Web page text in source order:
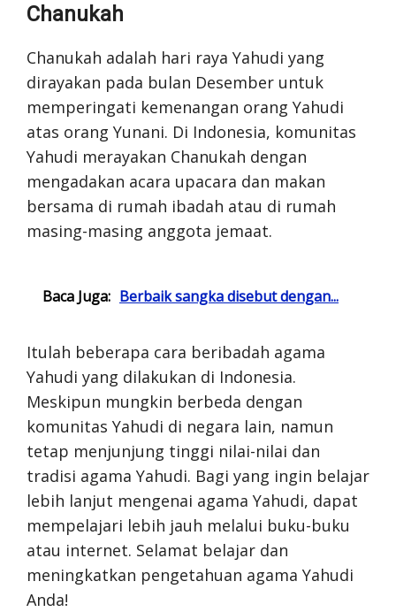
Chanukah
Chanukah adalah hari raya Yahudi yang
dirayakan pada bulan Desember untuk
memperingati kemenangan orang Yahudi
atas orang Yunani. Di Indonesia, komunitas
Yahudi merayakan Chanukah dengan
mengadakan acara upacara dan makan
bersama di rumah ibadah atau di rumah
masing-masing anggota jemaat.
Baca Juga: Berbaik sangka disebut dengan...
Itulah beberapa cara beribadah agama
Yahudi yang dilakukan di Indonesia.
Meskipun mungkin berbeda dengan
komunitas Yahudi di negara lain, namun
tetap menjunjung tinggi nilai-nilai dan
tradisi agama Yahudi. Bagi yang ingin belajar
lebih lanjut mengenai agama Yahudi, dapat
mempelajari lebih jauh melalui buku-buku
atau internet. Selamat belajar dan
meningkatkan pengetahuan agama Yahudi
Anda!